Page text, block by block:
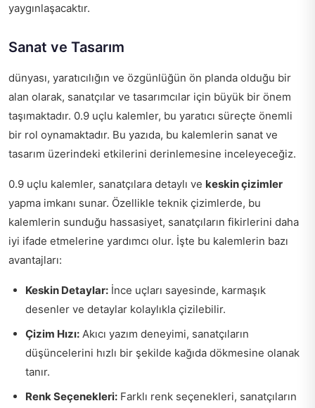
yaygınlaşacaktır.
Sanat ve Tasarım
dünyası, yaratıcılığın ve özgünlüğün ön planda olduğu bir
alan olarak, sanatçılar ve tasarımcılar için büyük bir önem
taşımaktadır. 0.9 uçlu kalemler, bu yaratıcı süreçte önemli
bir rol oynamaktadır. Bu yazıda, bu kalemlerin sanat ve
tasarım üzerindeki etkilerini derinlemesine inceleyeceğiz.
0.9 uçlu kalemler, sanatçılara detaylı ve keskin çizimler
yapma imkanı sunar. Özellikle teknik çizimlerde, bu
kalemlerin sunduğu hassasiyet, sanatçıların fikirlerini daha
iyi ifade etmelerine yardımcı olur. İşte bu kalemlerin bazı
avantajları:
Keskin Detaylar: İnce uçları sayesinde, karmaşık
desenler ve detaylar kolaylıkla çizilebilir.
Çizim Hızı: Akıcı yazım deneyimi, sanatçıların
düşüncelerini hızlı bir şekilde kağıda dökmesine olanak
tanır.
Renk Seçenekleri: Farklı renk seçenekleri, sanatçıların